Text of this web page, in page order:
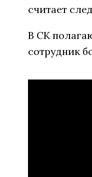
считает
В СК
сотрудник